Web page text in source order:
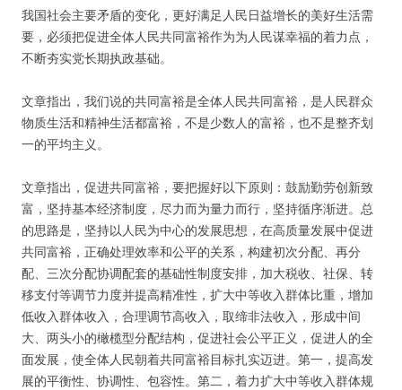
我国社会主要矛盾的变化，更好满足人民日益增长的美好生活需
要，必须把促进全体人民共同富裕作为为人民谋幸福的着力点，
不断夯实党长期执政基础。
文章指出，我们说的共同富裕是全体人民共同富裕，是人民群众
物质生活和精神生活都富裕，不是少数人的富裕，也不是整齐划
一的平均主义。
文章指出，促进共同富裕，要把握好以下原则：鼓励勤劳创新致
富，坚持基本经济制度，尽力而为量力而行，坚持循序渐进。总
的思路是，坚持以人民为中心的发展思想，在高质量发展中促进
共同富裕，正确处理效率和公平的关系，构建初次分配、再分
配、三次分配协调配套的基础性制度安排，加大税收、社保、转
移支付等调节力度并提高精准性，扩大中等收入群体比重，增加
低收入群体收入，合理调节高收入，取缔非法收入，形成中间
大、两头小的橄榄型分配结构，促进社会公平正义，促进人的全
面发展，使全体人民朝着共同富裕目标扎实迈进。第一，提高发
展的平衡性、协调性、包容性。第二，着力扩大中等收入群体规